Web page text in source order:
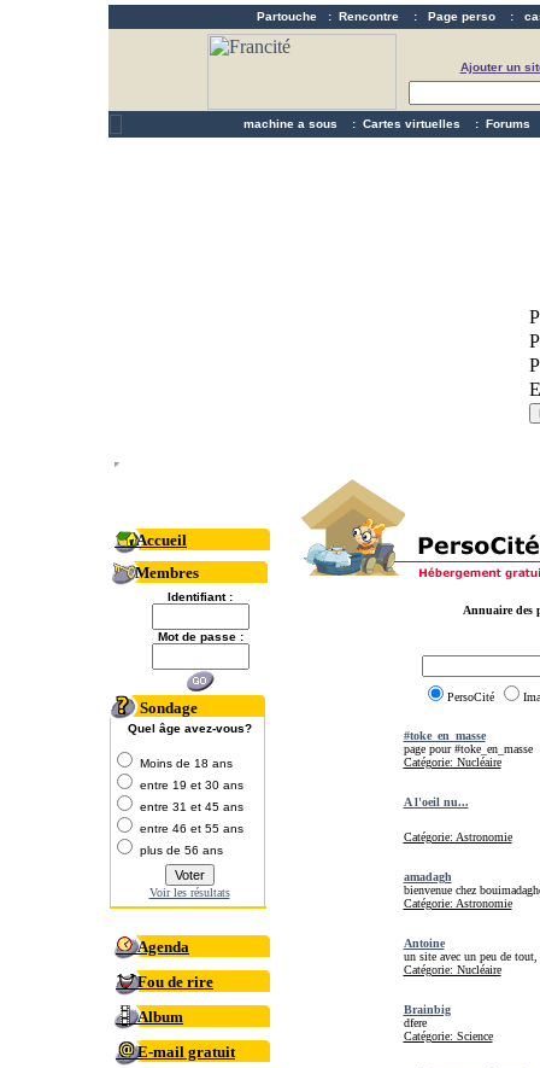
Partouche : Rencontre : Page perso :
Ajouter un
machine a sous : Cartes virtuelles : Forums
Accueil
Membres
Identifiant :
Mot de passe :
Sondage
Quel âge avez-vous?
Moins de 18 ans
entre 19 et 30 ans
entre 31 et 45 ans
entre 46 et 55 ans
plus de 56 ans
Voir les résultats
Agenda
Fou de rire
Album
E-mail gratuit
Annuaire des
PersoCité
#toke_en_masse
page pour #toke_en_masse
Catégorie: Nucléaire
A l'oeil nu...
Catégorie: Astronomie
amadagh
bienvenue chez
Catégorie: Astronomie
Antoine
un site avec un peu de
Catégorie: Nucléaire
Brainbig
dfere
Catégorie: Science